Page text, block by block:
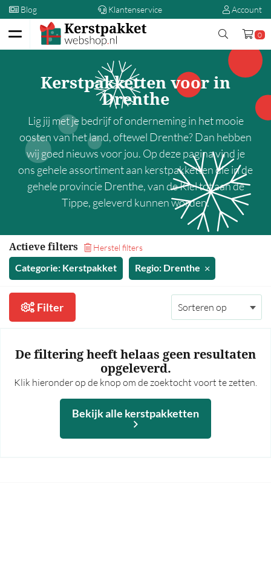
Blog Klantenservice Account
0
Kerstpakketten
00,00 - 5,00
5,00 - 10,00
10,00 - 15,00
25,00 - 30,00
30,00 - 35,00
35,00 - 40,00
40,00 - 45,00
45,00 - 50,00
60,00 en hoger
Kerstpakketten voor in
Drenthe
Lig jij met je bedrijf of onderneming in het mooie
oosten van het land, oftewel Drenthe? Dan hebben
wij goed nieuws voor jou. Op deze pagina vind je
ons gehele assortiment aan kerstpakketten die in de
gehele provincie Drenthe, van de Kiel tot aan de
Tippe, geleverd kunnen worden.
Actieve filters Herstel filters
Categorie: Kerstpakket Regio: Drenthe
Filter
De filtering heeft helaas geen resultaten
opgeleverd.
Klik hieronder op de knop om de zoektocht voort te zetten.
Bekijk alle kerstpakketten